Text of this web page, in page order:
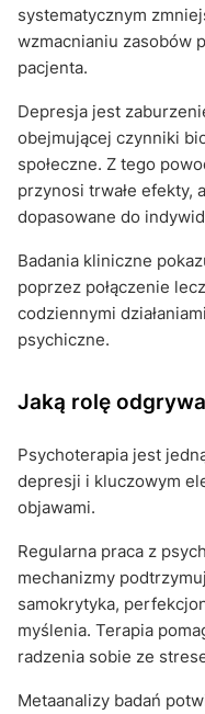
systematycznym
wzmacnianiu zasobów
pacjenta.
Depresja jest
obejmującej czynniki
społeczne. Z tego
przynosi trwałe efekty,
dopasowane do
Badania kliniczne
poprzez połączenie
codziennymi
psychiczne.
Jaką rolę
Psychoterapia jest
depresji i kluczowym
objawami.
Regularna praca z
mechanizmy
samokrytyka,
myślenia. Terapia
radzenia sobie ze
Metaanalizy badań